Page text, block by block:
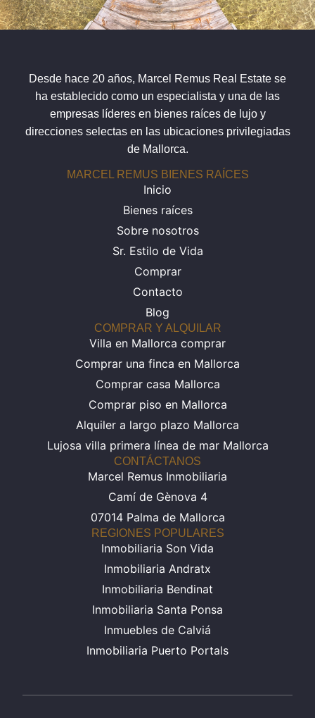
Desde hace 20 años, Marcel Remus Real Estate se
ha establecido como un especialista y una de las
empresas líderes en bienes raíces de lujo y
direcciones selectas en las ubicaciones privilegiadas
de Mallorca.
MARCEL REMUS BIENES RAÍCES
Inicio
Bienes raíces
Sobre nosotros
Sr. Estilo de Vida
Comprar
Contacto
Blog
COMPRAR Y ALQUILAR
Villa en Mallorca comprar
Comprar una finca en Mallorca
Comprar casa Mallorca
Comprar piso en Mallorca
Alquiler a largo plazo Mallorca
Lujosa villa primera línea de mar Mallorca
CONTÁCTANOS
Marcel Remus Inmobiliaria
Camí de Gènova 4
07014 Palma de Mallorca
REGIONES POPULARES
Inmobiliaria Son Vida
Inmobiliaria Andratx
Inmobiliaria Bendinat
Inmobiliaria Santa Ponsa
Inmuebles de Calviá
Inmobiliaria Puerto Portals